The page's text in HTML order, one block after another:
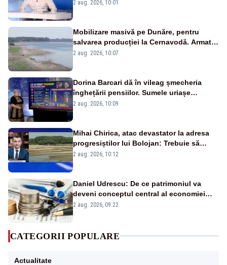
2 aug. 2026, 10:01
Mobilizare masivă pe Dunăre, pentru
salvarea producției la Cernavodă. Armata
va detona o stâncă și va devia apa
2 aug. 2026, 10:07
Dorina Barcari dă în vileag șmecheria
înghețării pensiilor. Sumele uriașe
pierdute de fiecare român
2 aug. 2026, 10:09
Mihai Chirica, atac devastator la adresa
progresiștilor lui Bolojan: Trebuie să
protejăm și natura, dar nu șținem omaneii
2 aug. 2026, 10:12
Daniel Udrescu: De ce patrimoniul va
deveni conceptul central al economiei
viitoare?
2 aug. 2026, 09:22
CATEGORII POPULARE
Actualitate